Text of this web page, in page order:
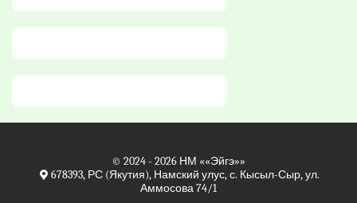
© 2024 - 2026 НМ ««Эйгэ»»
678393, РС (Якутия), Намский улус, с. Кысыл-Сыр, ул.
Аммосова 74/1